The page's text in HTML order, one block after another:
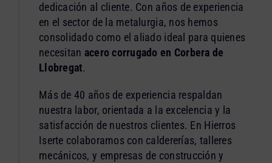
dedicación al cliente. Con años de experiencia
en el sector de la metalurgia, nos hemos
consolidado como el aliado ideal para quienes
necesitan acero corrugado en Corbera de
Llobregat.
Más de 40 años de experiencia respaldan
nuestra labor, orientada a la excelencia y la
satisfacción de nuestros clientes. En Hierros
Iserte colaboramos con caldererías, talleres
mecánicos, y empresas de construcción y